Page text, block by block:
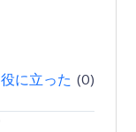
役に立った (0)